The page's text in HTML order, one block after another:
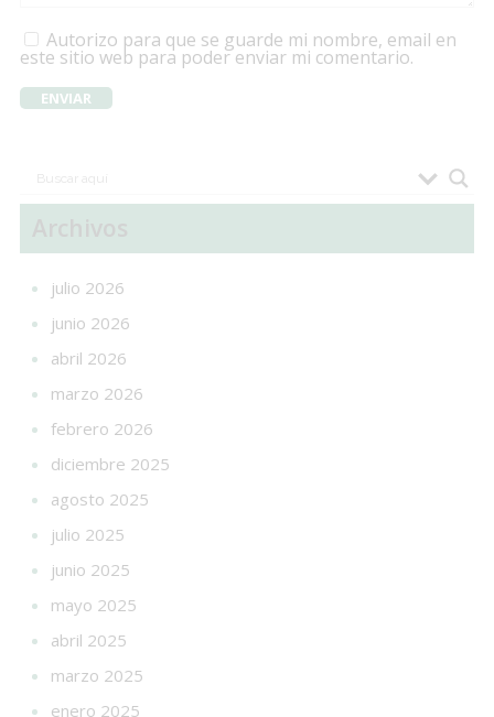
Autorizo para que se guarde mi nombre, email en
este sitio web para poder enviar mi comentario.
julio 2026
junio 2026
abril 2026
marzo 2026
febrero 2026
diciembre 2025
agosto 2025
julio 2025
junio 2025
mayo 2025
abril 2025
marzo 2025
enero 2025